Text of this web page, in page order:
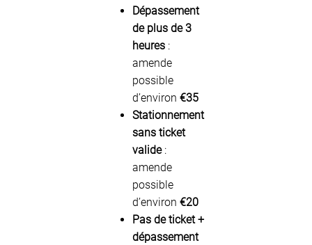
Dépassement
de plus de 3
heures :
amende
possible
d’environ €35
Stationnement
sans ticket
valide:
amende
possible
d’environ €20
Pas de ticket +
dépassement